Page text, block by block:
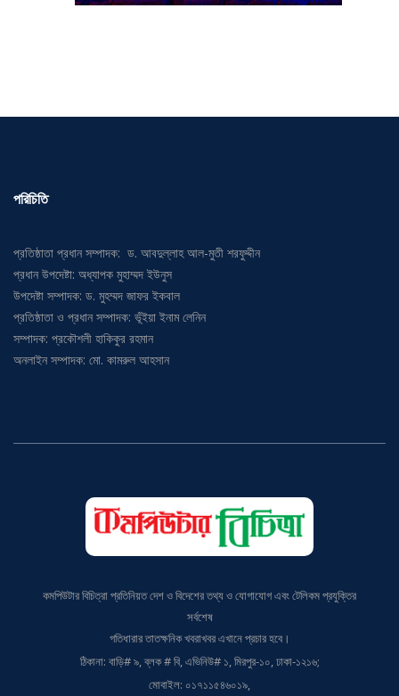
পরিচিতি
প্রতিষ্ঠাতা প্রধান সম্পাদক: ড. আবদুল্লাহ আল-মুতী শরফুদ্দীন
প্রধান উপদেষ্টা: অধ্যাপক মুহাম্মদ ইউনুস
উপদেষ্টা সম্পাদক: ড. মুহম্মদ জাফর ইকবাল
প্রতিষ্ঠাতা ও প্রধান সম্পাদক: ভূঁইয়া ইনাম লেনিন
সম্পাদক: প্রকৌশলী হাকিকুর রহমান
অনলাইন সম্পাদক: মো. কামরুল আহসান
কমপিউটার বিচিত্রা প্রতিনিয়ত দেশ ও বিদেশের তথ্য ও যোগাযোগ এবং টেলিকম প্রযুক্তির
সর্বশেষ
গতিধারার তাতক্ষনিক খবরাখবর এখানে প্রচার হবে।
ঠিকানা: বাড়ি# ৯, ব্লক # বি, এভিনিউ# ১, মিরপুর-১০, ঢাকা-১২১৬;
মোবাইল: ০১৭১১৫৪৬০১৯,